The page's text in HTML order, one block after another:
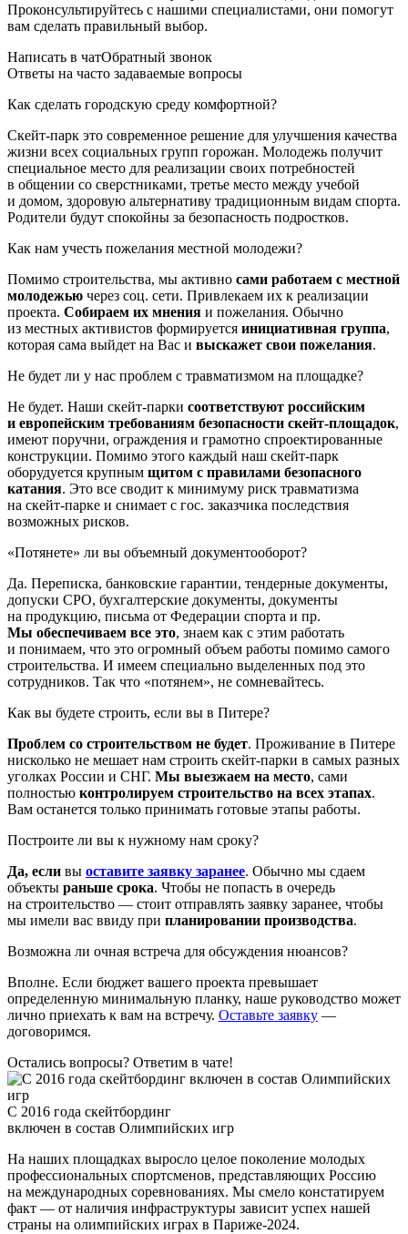
Проконсультируйтесь с нашими специалистами, они помогут
вам сделать правильный выбор.
Написать в чатОбратный звонок
Ответы на часто задаваемые вопросы
Как сделать городскую среду комфортной?
Скейт-парк это современное решение для улучшения качества
жизни всех социальных групп горожан. Молодежь получит
специальное место для реализации своих потребностей
в общении со сверстниками, третье место между учебой
и домом, здоровую альтернативу традиционным видам спорта.
Родители будут спокойны за безопасность подростков.
Как нам учесть пожелания местной молодежи?
Помимо строительства, мы активно сами работаем с местной
молодежью через соц. сети. Привлекаем их к реализации
проекта. Собираем их мнения и пожелания. Обычно
из местных активистов формируется инициативная группа,
которая сама выйдет на Вас и выскажет свои пожелания.
Не будет ли у нас проблем с травматизмом на площадке?
Не будет. Наши скейт-парки соответствуют российским
и европейским требованиям безопасности скейт-площадок,
имеют поручни, ограждения и грамотно спроектированные
конструкции. Помимо этого каждый наш скейт-парк
оборудуется крупным щитом с правилами безопасного
катания. Это все сводит к минимуму риск травматизма
на скейт-парке и снимает с гос. заказчика последствия
возможных рисков.
«Потянете» ли вы объемный документооборот?
Да. Переписка, банковские гарантии, тендерные документы,
допуски СРО, бухгалтерские документы, документы
на продукцию, письма от Федерации спорта и пр.
Мы обеспечиваем все это, знаем как с этим работать
и понимаем, что это огромный объем работы помимо самого
строительства. И имеем специально выделенных под это
сотрудников. Так что «потянем», не сомневайтесь.
Как вы будете строить, если вы в Питере?
Проблем со строительством не будет. Проживание в Питере
нисколько не мешает нам строить скейт-парки в самых разных
уголках России и СНГ. Мы выезжаем на место, сами
полностью контролируем строительство на всех этапах.
Вам останется только принимать готовые этапы работы.
Построите ли вы к нужному нам сроку?
Да, если вы оставите заявку заранее. Обычно мы сдаем
объекты раньше срока. Чтобы не попасть в очередь
на строительство — стоит отправлять заявку заранее, чтобы
мы имели вас ввиду при планировании производства.
Возможна ли очная встреча для обсуждения нюансов?
Вполне. Если бюджет вашего проекта превышает
определенную минимальную планку, наше руководство может
лично приехать к вам на встречу. Оставьте заявку —
договоримся.
Остались вопросы? Ответим в чате!
С 2016 года скейтбординг
включен в состав Олимпийских игр
На наших площадках выросло целое поколение молодых
профессиональных спортсменов, представляющих Россию
на международных соревнованиях. Мы смело констатируем
факт — от наличия инфраструктуры зависит успех нашей
страны на олимпийских играх в Париже-2024.